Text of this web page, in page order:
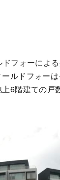
フォーによ
ルドフォー
6階建ての